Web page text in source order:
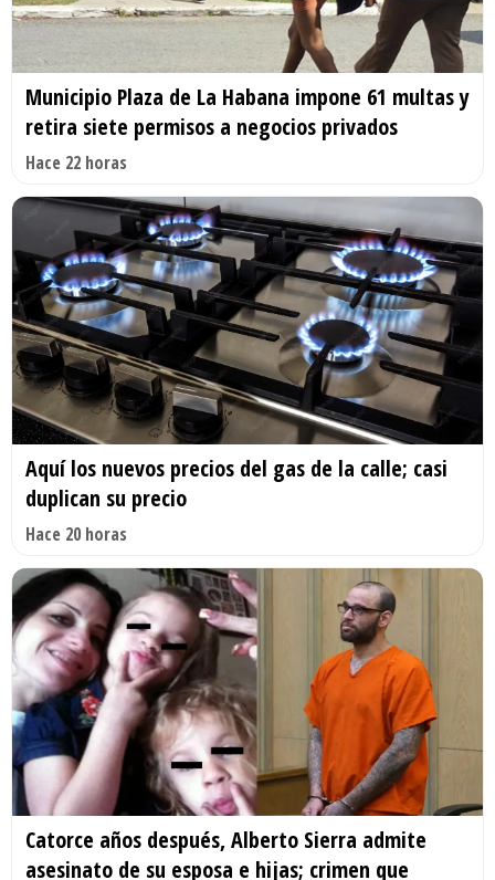
Municipio Plaza de La Habana impone 61 multas y
retira siete permisos a negocios privados
Hace 22 horas
Aquí los nuevos precios del gas de la calle; casi
duplican su precio
Hace 20 horas
Catorce años después, Alberto Sierra admite
asesinato de su esposa e hijas; crimen que